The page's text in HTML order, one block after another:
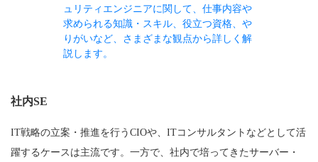
ュリティエンジニアに関して、仕事内容や
求められる知識・スキル、役立つ資格、や
りがいなど、さまざまな観点から詳しく解
説します。
社内SE
IT戦略の立案・推進を行うCIOや、ITコンサルタントなどとして活
躍するケースは主流です。一方で、社内で培ってきたサーバー・